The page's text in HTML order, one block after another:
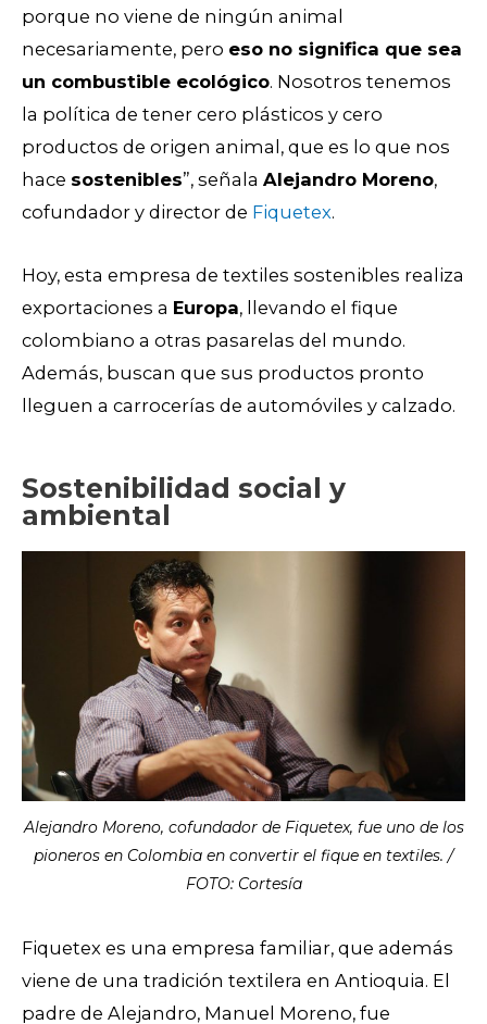
porque no viene de ningún animal
necesariamente, pero eso no significa que sea
un combustible ecológico. Nosotros tenemos
la política de tener cero plásticos y cero
productos de origen animal, que es lo que nos
hace sostenibles”, señala Alejandro Moreno,
cofundador y director de Fiquetex.
Hoy, esta empresa de textiles sostenibles realiza
exportaciones a Europa, llevando el fique
colombiano a otras pasarelas del mundo.
Además, buscan que sus productos pronto
lleguen a carrocerías de automóviles y calzado.
Sostenibilidad social y
ambiental
Alejandro Moreno, cofundador de Fiquetex, fue uno de los
pioneros en Colombia en convertir el fique en textiles. /
FOTO: Cortesía
Fiquetex es una empresa familiar, que además
viene de una tradición textilera en Antioquia. El
padre de Alejandro, Manuel Moreno, fue